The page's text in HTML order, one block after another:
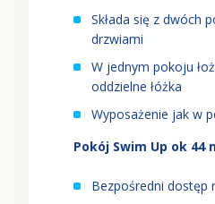
Składa się z dwóch
drzwiami
W jednym pokoju
oddzielne łóżka
Wyposażenie jak w
Pokój Swim Up ok 44
Bezpośredni dostęp